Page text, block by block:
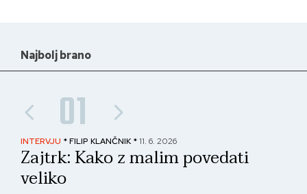
Najbolj brano
01
INTERVJU * FILIP KLANČNIK * 11. 6. 2026
Zajtrk: Kako z malim povedati
veliko